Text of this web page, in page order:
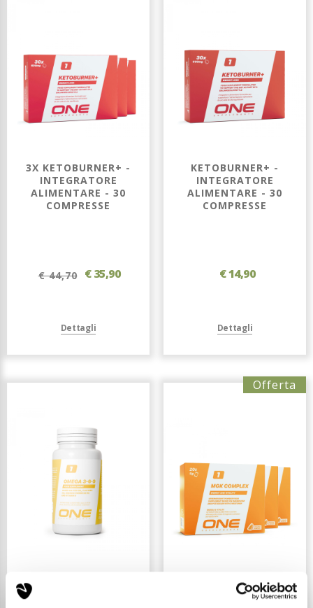
3X KETOBURNER+ -
INTEGRATORE
ALIMENTARE - 30
COMPRESSE
€ 44,70 € 35,90
Dettagli
KETOBURNER+ -
INTEGRATORE
ALIMENTARE - 30
COMPRESSE
€ 14,90
Dettagli
Offerta
3X MGK COMPLEX -
INTEGRATORE A BASE